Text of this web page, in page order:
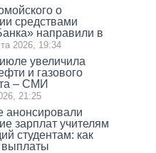
о
средствами
направили в
2026, 19:34
увеличила
и газового
– СМИ
21:25
анонсировали
зарплат учителям
студентам: как
выплаты